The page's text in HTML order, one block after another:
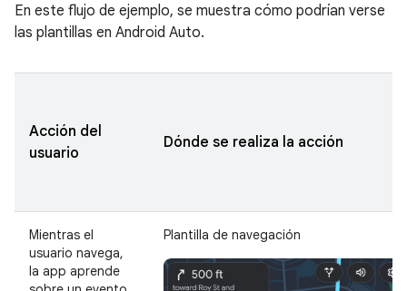
En este flujo de ejemplo, se muestra cómo podrían verse
las plantillas en Android Auto.
Acción del
usuario
Dónde se realiza la acción
Mientras el
usuario navega,
la app aprende
Plantilla de navegación